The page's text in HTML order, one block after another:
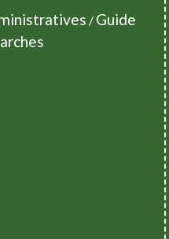
/ Guide